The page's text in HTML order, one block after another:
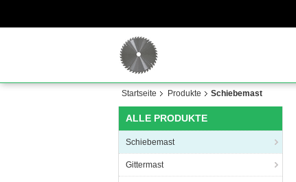
Startseite Produkte Schiebemast
ALLE PRODUKTE
Schiebemast
Gittermast